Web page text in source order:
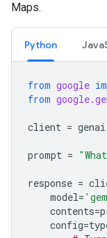
Maps.
Python
from google
from
client = genai
prompt =
response =
model=
contents=
config=